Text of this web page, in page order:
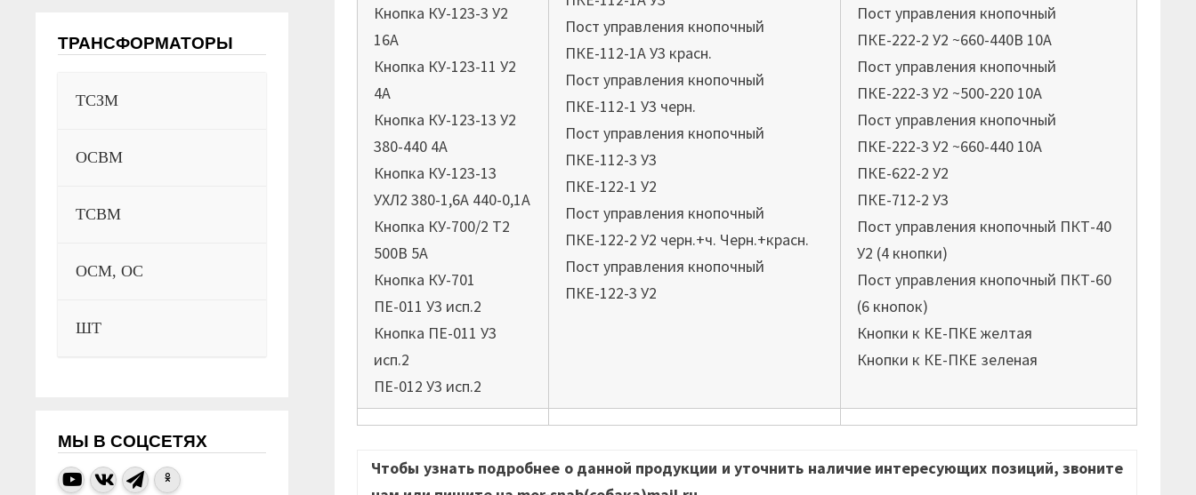
Кнопка КУ-123-3 У2
16А
Кнопка КУ-123-11 У2
4А
Кнопка КУ-123-13 У2
380-440 4А
Кнопка КУ-123-13
УХЛ2 380-1,6А 440-0,1А
Кнопка КУ-700/2 Т2
500В 5А
Кнопка КУ-701
ПЕ-011 У3 исп.2
Кнопка ПЕ-011 У3
исп.2
ПЕ-012 У3 исп.2
Пост управления кнопочный
ПКЕ-112-1А У3 красн.
Пост управления кнопочный
ПКЕ-112-1 У3 черн.
Пост управления кнопочный
ПКЕ-112-3 У3
ПКЕ-122-1 У2
Пост управления кнопочный
ПКЕ-122-2 У2 черн.+ч. Черн.+красн.
Пост управления кнопочный
ПКЕ-122-3 У2
Пост управления кнопочный
ПКЕ-222-2 У2 ~660-440В 10А
Пост управления кнопочный
ПКЕ-222-3 У2 ~500-220 10А
Пост управления кнопочный
ПКЕ-222-3 У2 ~660-440 10А
ПКЕ-622-2 У2
ПКЕ-712-2 У3
Пост управления кнопочный ПКТ-40
У2 (4 кнопки)
Пост управления кнопочный ПКТ-60
(6 кнопок)
Кнопки к КЕ-ПКЕ желтая
Кнопки к КЕ-ПКЕ зеленая
Чтобы узнать подробнее о данной продукции и уточнить наличие интересующих позиций, звоните
ТРАНСФОРМАТОРЫ
ТСЗМ
ОСВМ
ТСВМ
ОСМ, ОС
ШТ
МЫ В СОЦСЕТЯХ